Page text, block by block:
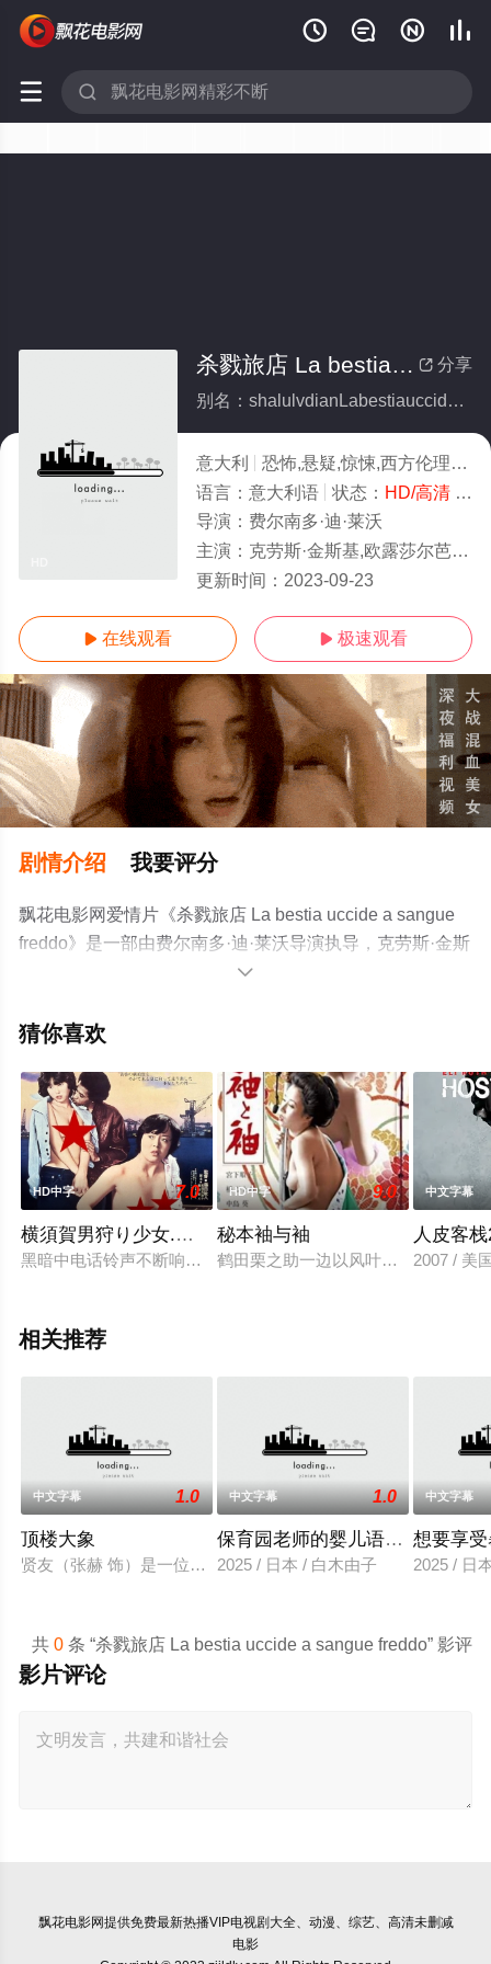
   
 
 分享
杀戮旅店 La bestia uccide a sangue freddo
别名：shalulvdianLabestiauccideasanguefreddo
意大利 恐怖,悬疑,惊悚,西方伦理
语言： 意大利语 状态： HD/高清- 免费在线观看
导演： 费尔南多·迪·莱沃
主演： 克劳斯·金斯基,欧露莎尔芭·奈丽,卡拉·曼奇尼,玛格丽特·李,费尔南多·杰鲁尼,莫妮卡·斯特雷贝尔
更新时间： 2023-09-23
 在线观看  极速观看
剧情介绍 我要评分
飘花电影网爱情片《杀戮旅店 La bestia uccide a sangue
freddo》是一部由费尔南多·迪·莱沃导演执导，克劳斯·金斯
基,欧露莎尔芭·奈丽,卡拉·曼奇尼,玛格丽特·李,费尔南多·杰
机免费观看高清无删减完整版电影大全就上飘花影院，更
解。

猜你喜欢
HD中字 7.0
横須賀男狩り少女.悦楽
黑暗中电话铃声不断响起，但无人接听。八重子和光夫夫妇被
HD中字 9.0
秘本袖与袖
鹤田栗之助一边以风叶为名写小说，
中文字幕
人皮客
2007 / 美
相关推荐
中文字幕 1.0
顶楼大象
贤友（张赫 饰）是一位小有名气的作家，自从被前女友无故抛
中文字幕 1.0
保育园老师的婴儿语让人超兴奋
2025 / 日本 / 白木由子
中文字幕
想要享
2025 / 日
共0 条 “杀戮旅店 La bestia uccide a sangue freddo” 影评
影片评论
飘花电影网提供免费最新热播VIP电视剧大全、动漫、综艺、高清未删减
电影